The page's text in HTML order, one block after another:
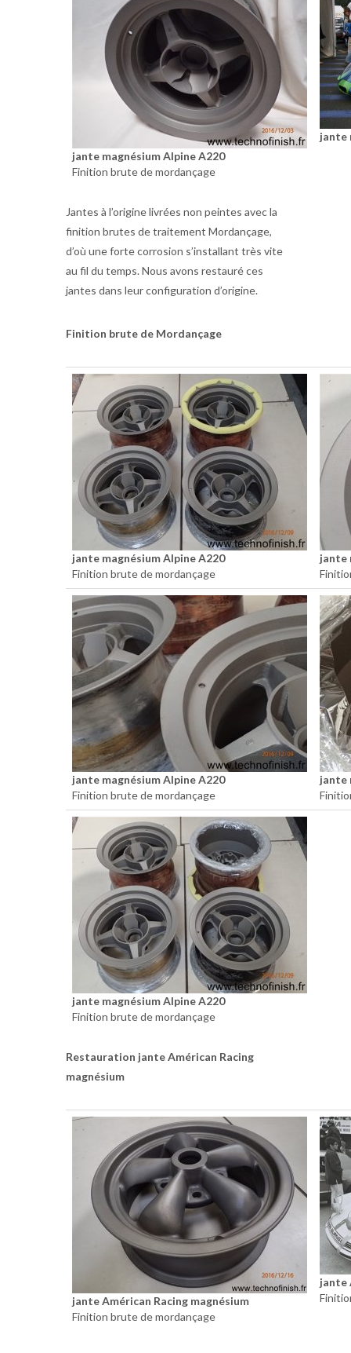
jante magnésium Alpine A220
Finition brute de mordançage
jante
Jantes à l’origine livrées non peintes avec la
finition brutes de traitement Mordançage,
d’où une forte corrosion s’installant très vite
au fil du temps. Nous avons restauré ces
jantes dans leur configuration d’origine.
Finition brute de Mordançage
jante magnésium Alpine A220
Finition brute de mordançage
jante
jante magnésium Alpine A220
Finition brute de mordançage
jante
jante magnésium Alpine A220
Finition brute de mordançage
Restauration jante Américan Racing
magnésium
jante Américan Racing magnésium
Finition brute de mordançage
jante